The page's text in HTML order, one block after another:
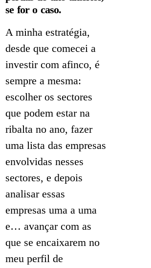
se for o caso.
A minha estratégia,
desde que comecei a
investir com afinco, é
sempre a mesma:
escolher os sectores
que podem estar na
ribalta no ano, fazer
uma lista das empresas
envolvidas nesses
sectores, e depois
analisar essas
empresas uma a uma
e… avançar com as
que se encaixarem no
meu perfil de